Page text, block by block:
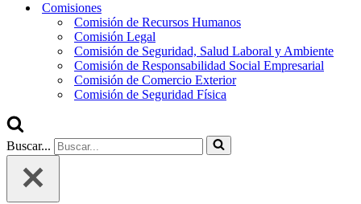
Comisiones
Comisión de Recursos Humanos
Comisión Legal
Comisión de Seguridad, Salud Laboral y Ambiente
Comisión de Responsabilidad Social Empresarial
Comisión de Comercio Exterior
Comisión de Seguridad Física
Buscar...